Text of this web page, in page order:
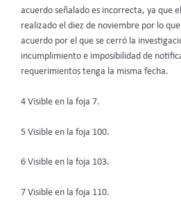
acuerdo señalado es incorrecta, ya que
realizado el diez de noviembre por lo
acuerdo por el que se cerró la
incumplimiento e imposibilidad de
requerimientos tenga la misma fecha.
4 Visible en la foja 7.
5 Visible en la foja 100.
6 Visible en la foja 103.
7 Visible en la foja 110.